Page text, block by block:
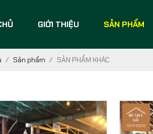
GIỚI THIỆU SẢN PHẨM
Sản phẩm SẢN PHẨM KHÁC